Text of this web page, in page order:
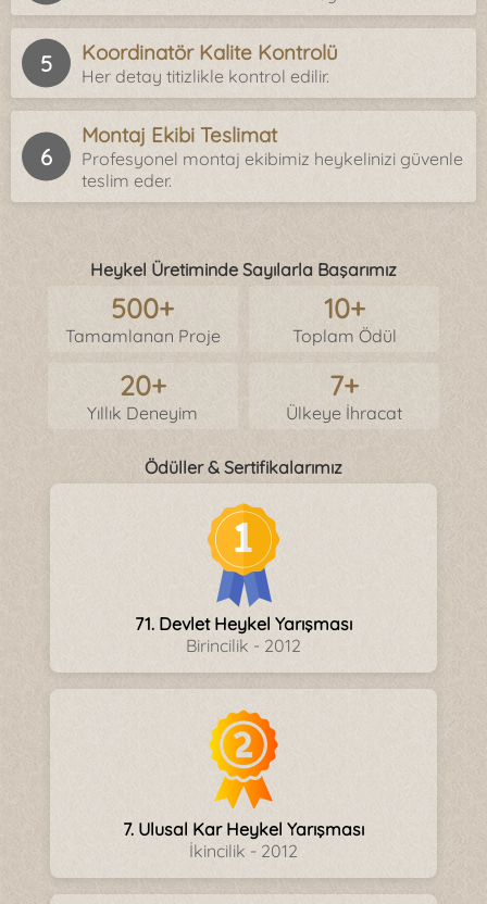
Koordinatör Kalite Kontrolü
Her detay titizlikle kontrol edilir.
Montaj Ekibi Teslimat
Profesyonel montaj ekibimiz heykelinizi güvenle
teslim eder.
Heykel Üretiminde Sayılarla Başarımız
500+
Tamamlanan Proje
10+
Toplam Ödül
20+
Yıllık Deneyim
7+
Ülkeye İhracat
Ödüller & Sertifikalarımız
71. Devlet Heykel Yarışması
Birincilik - 2012
7. Ulusal Kar Heykel Yarışması
İkincilik - 2012